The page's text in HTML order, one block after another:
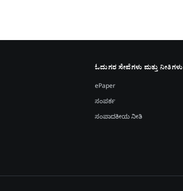
ಓದುಗರ ಸೇವೆಗಳು ಮತ್ತು ನೀತಿಗಳು
ePaper
ಸಂಪರ್ಕ
ಸಂಪಾದಕೀಯ ನೀತಿ